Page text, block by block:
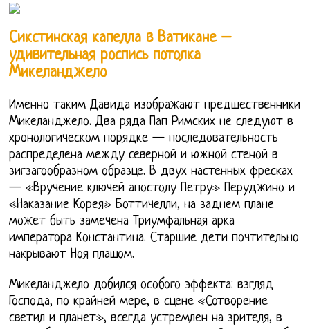
Сикстинская капелла в Ватикане –
удивительная роспись потолка
Микеланджело
Именно таким Давида изображают предшественники
Микеланджело. Два ряда Пап Римских не следуют в
хронологическом порядке — последовательность
распределена между северной и южной стеной в
зигзагообразном образце. В двух настенных фресках
— «Вручение ключей апостолу Петру» Перуджино и
«Наказание Корея» Боттичелли, на заднем плане
может быть замечена Триумфальная арка
императора Константина. Старшие дети почтительно
накрывают Ноя плащом.
Микеланджело добился особого эффекта: взгляд
Господа, по крайней мере, в сцене «Сотворение
светил и планет», всегда устремлен на зрителя, в